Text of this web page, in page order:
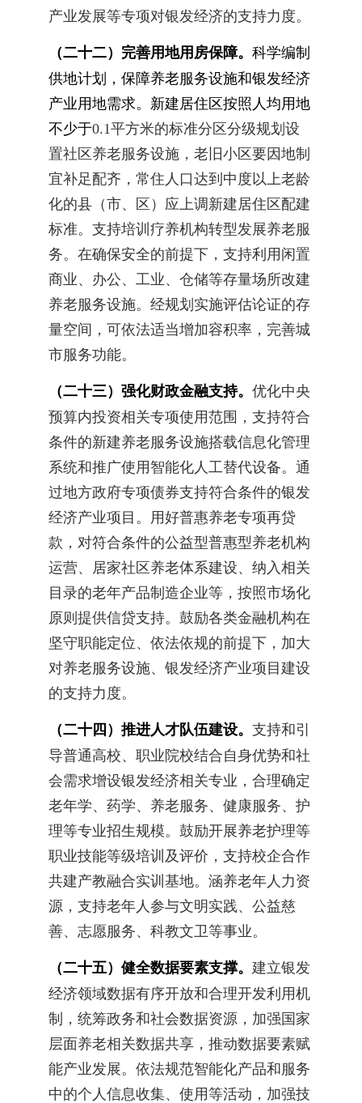
产业发展等专项对银发经济的支持力度。
（二十二）完善用地用房保障。 科学编制
供地计划，保障养老服务设施和银发经济
产业用地需求。新建居住区按照人均用地
不少于0.1平方米的标准分区分级规划设
置社区养老服务设施，老旧小区要因地制
宜补足配齐，常住人口达到中度以上老龄
化的县（市、区）应上调新建居住区配建
标准。支持培训疗养机构转型发展养老服
务。在确保安全的前提下，支持利用闲置
商业、办公、工业、仓储等存量场所改建
养老服务设施。经规划实施评估论证的存
量空间，可依法适当增加容积率，完善城
市服务功能。
（二十三）强化财政金融支持。 优化中央
预算内投资相关专项使用范围，支持符合
条件的新建养老服务设施搭载信息化管理
系统和推广使用智能化人工替代设备。通
过地方政府专项债券支持符合条件的银发
经济产业项目。用好普惠养老专项再贷
款，对符合条件的公益型普惠型养老机构
运营、居家社区养老体系建设、纳入相关
目录的老年产品制造企业等，按照市场化
原则提供信贷支持。鼓励各类金融机构在
坚守职能定位、依法依规的前提下，加大
对养老服务设施、银发经济产业项目建设
的支持力度。
（二十四）推进人才队伍建设。 支持和引
导普通高校、职业院校结合自身优势和社
会需求增设银发经济相关专业，合理确定
老年学、药学、养老服务、健康服务、护
理等专业招生规模。鼓励开展养老护理等
职业技能等级培训及评价，支持校企合作
共建产教融合实训基地。涵养老年人力资
源，支持老年人参与文明实践、公益慈
善、志愿服务、科教文卫等事业。
（二十五）健全数据要素支撑。 建立银发
经济领域数据有序开放和合理开发利用机
制，统筹政务和社会数据资源，加强国家
层面养老相关数据共享，推动数据要素赋
能产业发展。依法规范智能化产品和服务
中的个人信息收集、使用等活动，加强技